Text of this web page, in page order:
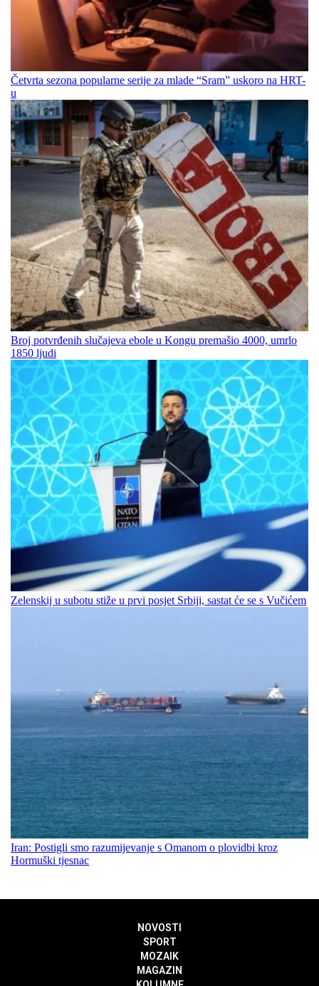
Četvrta sezona popularne serije za mlade “Sram” uskoro na HRT-
u
Broj potvrđenih slučajeva ebole u Kongu premašio 4000, umrlo
1850 ljudi
Zelenskij u subotu stiže u prvi posjet Srbiji, sastat će se s Vučićem
Iran: Postigli smo razumijevanje s Omanom o plovidbi kroz
Hormuški tjesnac
NOVOSTI
SPORT
MOZAIK
MAGAZIN